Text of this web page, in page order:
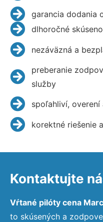
garancia dodania
dlhoročné
nezáväzná a
preberanie
služby
spoľahliví,
korektné riešenie
Kontaktujte
Vŕtané pilóty cena
to skúsených a